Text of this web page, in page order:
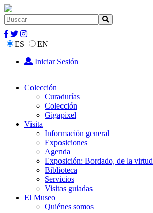
ES
EN
Iniciar Sesión
Colección
Curadurías
Colección
Gigapixel
Visita
Información general
Exposiciones
Agenda
Exposición: Bordado, de la virtud
Biblioteca
Servicios
Visitas guiadas
El Museo
Quiénes somos